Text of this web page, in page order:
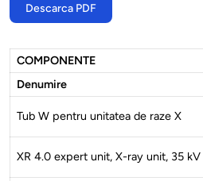
Descarca PDF
COMPONENTE
Denumire
Tub W pentru unitatea de raze X
XR 4.0 expert unit, X-ray unit, 35 kV